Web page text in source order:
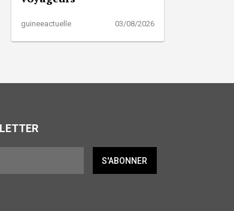
guineeactuelle 03/08/2026
S'ABONNER